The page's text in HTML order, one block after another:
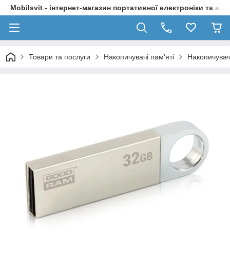
Mobilsvit - інтернет-магазин портативної електроніки та
Товари та послуги Накопичувачі пам'яті